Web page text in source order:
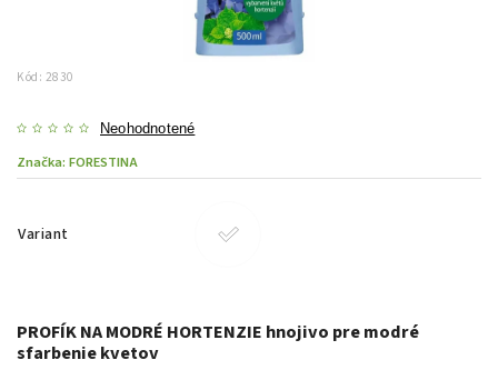
Kód: 2830
Neohodnotené
Značka: FORESTINA
Variant
PROFÍK NA MODRÉ HORTENZIE hnojivo pre modré
sfarbenie kvetov